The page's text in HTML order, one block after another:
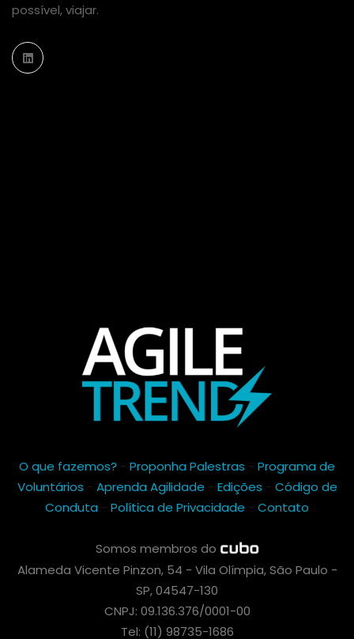
possível, viajar.
O que fazemos? - Proponha Palestras - Programa de
Voluntários - Aprenda Agilidade - Edições - Código de
Conduta - Política de Privacidade - Contato
Somos membros do
Alameda Vicente Pinzon, 54 - Vila Olímpia, São Paulo -
SP, 04547-130
CNPJ: 09.136.376/0001-00
Tel: (11) 98735-1686